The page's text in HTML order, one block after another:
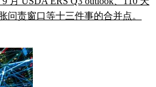
问责窗口等十三件事的合并点。